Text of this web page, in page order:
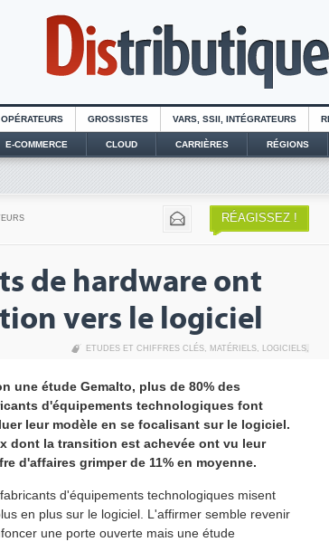
OPÉRATEURS GROSSISTES VARS, SSII, INTÉGRATEURS
E-COMMERCE CLOUD CARRIÈRES RÉGIONS
RÉAGISSEZ !
de hardware ont
vers le logiciel
ETUDES ET CHIFFRES CLÉS, MATÉRIELS, LOGICIELS,
une étude Gemalto, plus de 80% des
d'équipements technologiques font
leur modèle en se focalisant sur le logiciel.
dont la transition est achevée ont vu leur
d'affaires grimper de 11% en moyenne.
d'équipements technologiques misent
en plus sur le logiciel. L'affirmer semble revenir
une porte ouverte mais une étude
Cybersécurité, le
de l'IA